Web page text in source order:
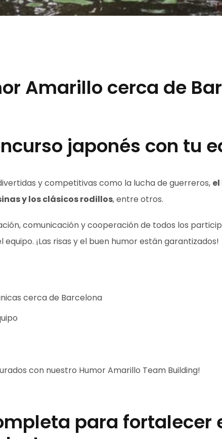
Amarillo cerca de
japonés con tu
y competitivas como la lucha de guerreros,
y los clásicos rodillos, entre otros.
comunicación y cooperación de todos los
¡Las risas y el buen humor están garantizados!
cerca de Barcelona
con nuestro Humor Amarillo Team Building!
para fortalecer